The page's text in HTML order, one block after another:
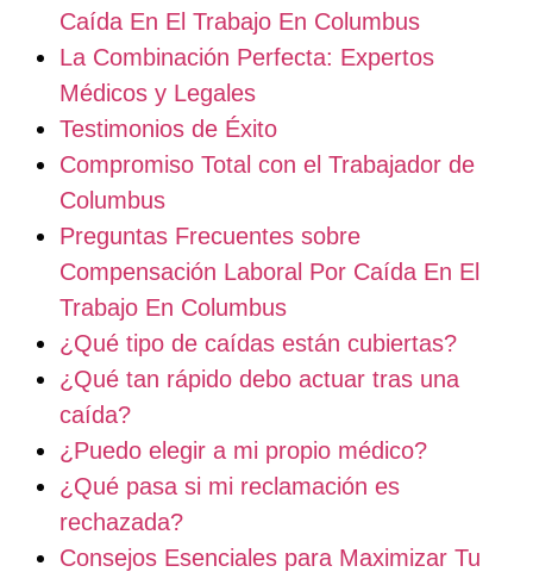
Caída En El Trabajo En Columbus
La Combinación Perfecta: Expertos
Médicos y Legales
Testimonios de Éxito
Compromiso Total con el Trabajador de
Columbus
Preguntas Frecuentes sobre
Compensación Laboral Por Caída En El
Trabajo En Columbus
¿Qué tipo de caídas están cubiertas?
¿Qué tan rápido debo actuar tras una
caída?
¿Puedo elegir a mi propio médico?
¿Qué pasa si mi reclamación es
rechazada?
Consejos Esenciales para Maximizar Tu